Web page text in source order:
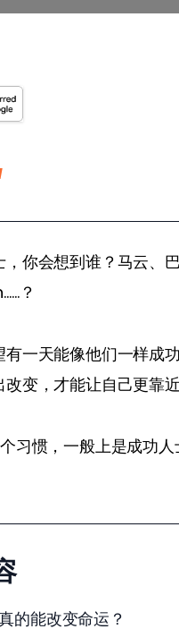
，你会想到谁？马云、
？
一天能像他们一样成
变，才能让自己更靠近
习惯，一般上是成功
的能改变命运？